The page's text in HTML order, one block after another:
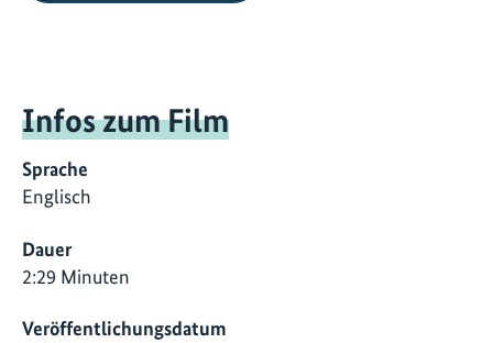
Infos zum Film
Sprache
Englisch
Dauer
2:29 Minuten
Veröffentlichungsdatum